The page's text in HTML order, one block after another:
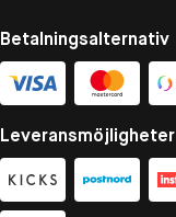
Betalningsalternativ
Leveransmöjligheter